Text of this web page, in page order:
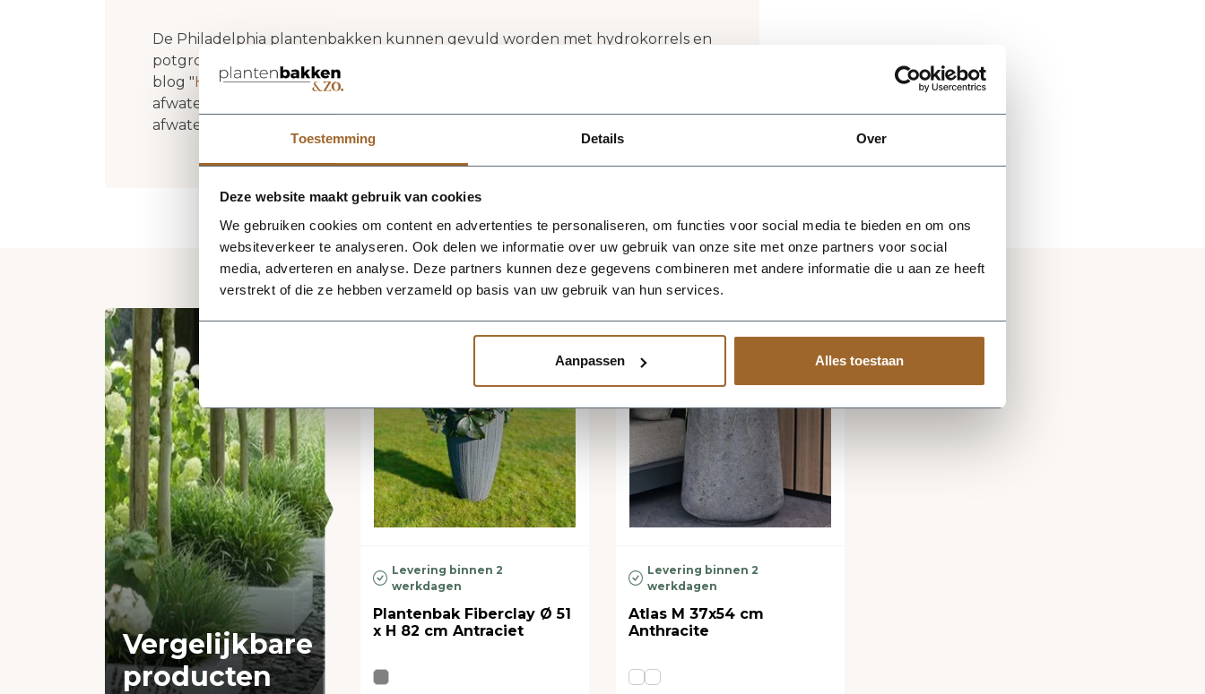
Toestemming Details Over
Deze website maakt gebruik van cookies
We gebruiken cookies om content en advertenties te personaliseren, om functies voor social media te bieden en om ons
websiteverkeer te analyseren. Ook delen we informatie over uw gebruik van onze site met onze partners voor social
media, adverteren en analyse. Deze partners kunnen deze gegevens combineren met andere informatie die u aan ze heeft
verstrekt of die ze hebben verzameld op basis van uw gebruik van hun services.
Aanpassen Alles toestaan
De Philadelphia plantenbakken kunnen gevuld worden met hydrokorrels en
potgrond. Wil je meer weten over het vullen van plantenbakken? Lees ons
blog "Hoe vul ik een plantenbak?
afwatering! Onze Philadelphia plantenbakken zijn al voorzien van
afwateringsgaten. Zelf gaten boren is dus niet nodig!
Vergelijkbare
producten
Levering binnen 2
werkdagen
Plantenbak Fiberclay Ø 51
x H 82 cm Antraciet
Levering binnen 2
werkdagen
Atlas M 37x54 cm
Anthracite